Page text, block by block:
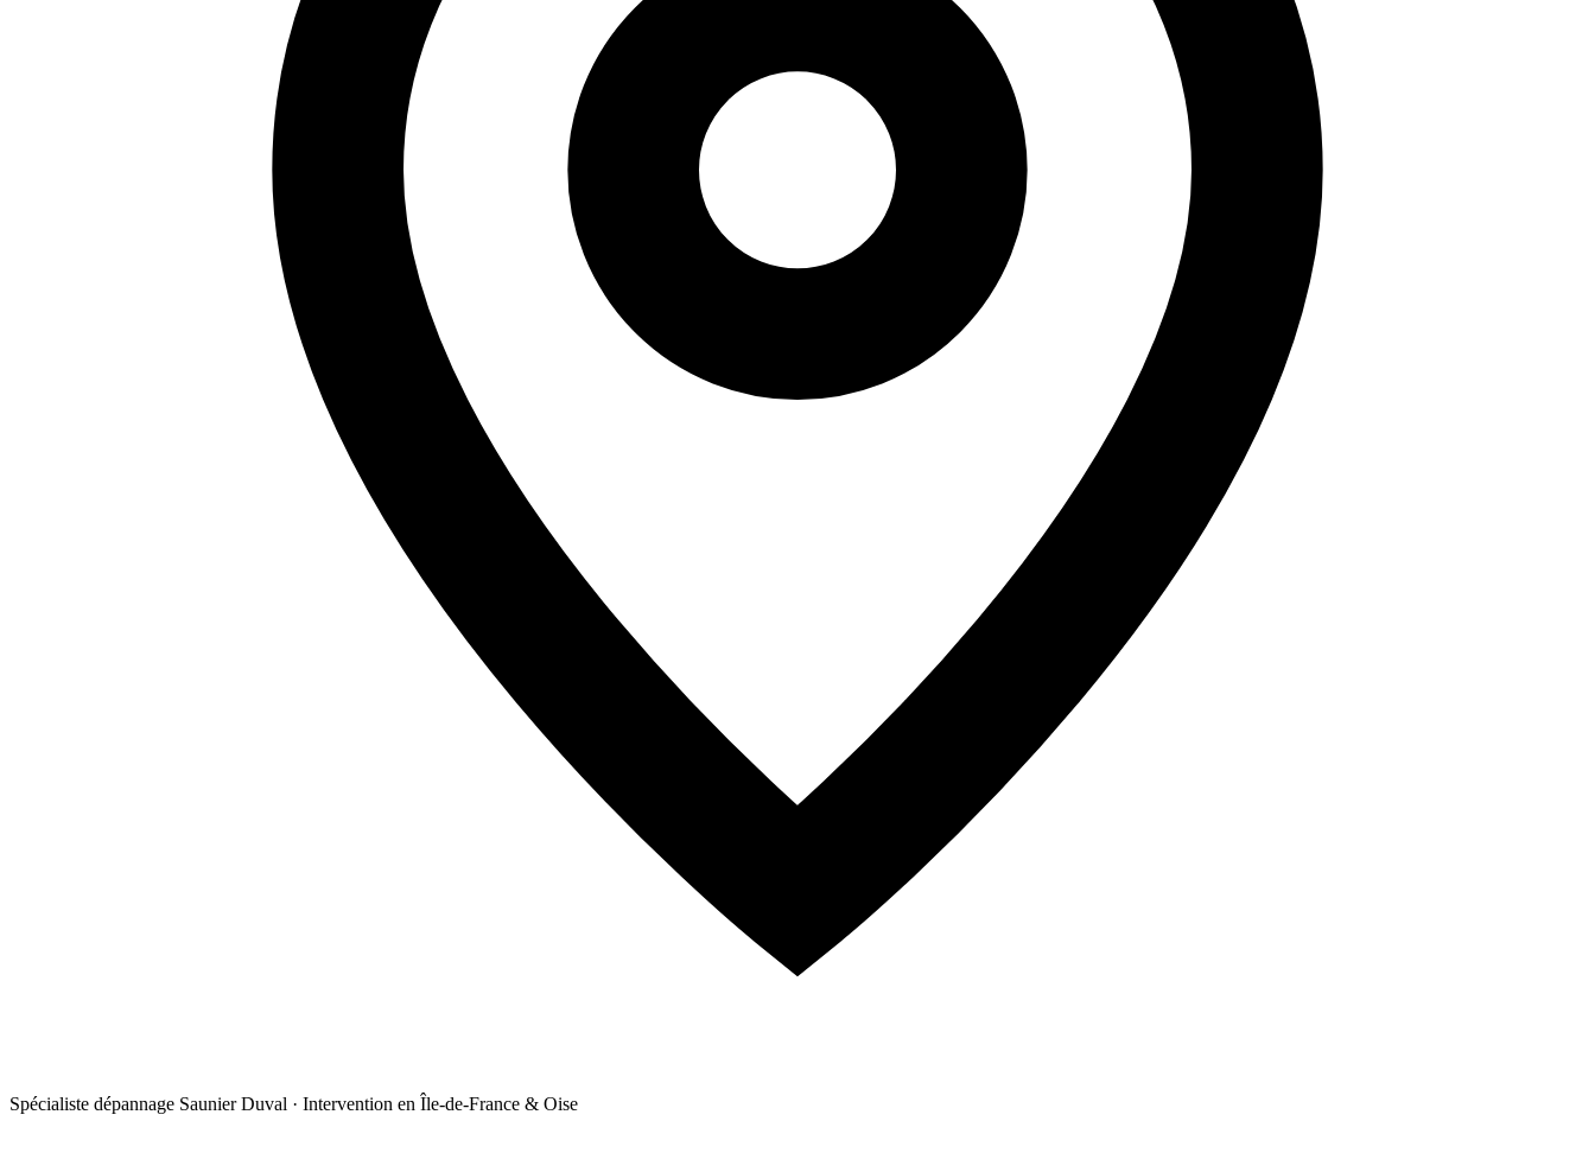
Spécialiste dépannage Saunier Duval · Intervention en Île-de-France & Oise